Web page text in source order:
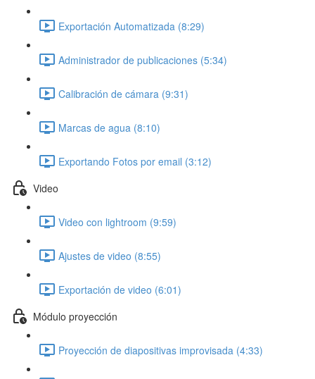
Exportación Automatizada (8:29)
Administrador de publicaciones (5:34)
Calibración de cámara (9:31)
Marcas de agua (8:10)
Exportando Fotos por email (3:12)
Video
Video con lightroom (9:59)
Ajustes de video (8:55)
Exportación de video (6:01)
Módulo proyección
Proyección de diapositivas improvisada (4:33)